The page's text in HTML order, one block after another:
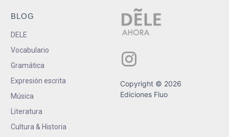
BLOG
DELE
Vocabulario
Gramática
Expresión escrita
Música
Literatura
Cultura & Historia
Copyright © 2026
Ediciones Fluo